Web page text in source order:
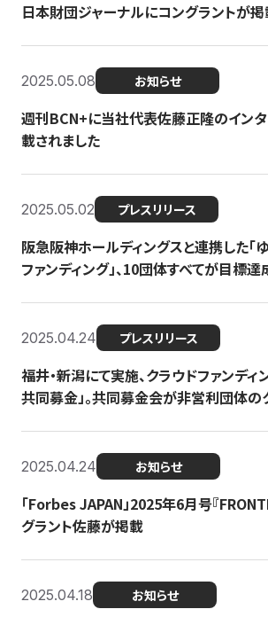
日本財団ジャーナルにコングラントが
2025.05.08 お知らせ
週刊BCN+に当社代表佐藤正隆のイン
載されました
2025.05.02 プレスリリース
阪急阪神ホールディングスと連携した「
ファンディング」、10団体すべてが目標達
2025.04.24 プレスリリース
福井・新潟にて実施、クラウドファンディ
共同募金」。共同募金会が非営利団体の
2025.04.24 お知らせ
「Forbes JAPAN」2025年6月号『
グラント佐藤が掲載
2025.04.18 お知らせ